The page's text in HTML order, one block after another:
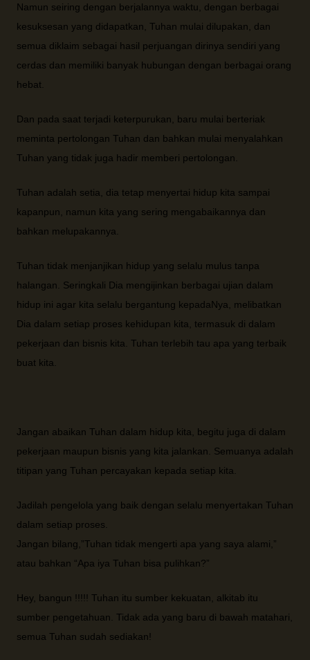
Namun seiring dengan berjalannya waktu, dengan berbagai
kesuksesan yang didapatkan, Tuhan mulai dilupakan, dan
semua diklaim sebagai hasil perjuangan dirinya sendiri yang
cerdas dan memiliki banyak hubungan dengan berbagai orang
hebat.
Dan pada saat terjadi keterpurukan, baru mulai berteriak
meminta pertolongan Tuhan dan bahkan mulai menyalahkan
Tuhan yang tidak juga hadir memberi pertolongan.
Tuhan adalah setia, dia tetap menyertai hidup kita sampai
kapanpun, namun kita yang sering mengabaikannya dan
bahkan melupakannya.
Tuhan tidak menjanjikan hidup yang selalu mulus tanpa
halangan. Seringkali Dia mengijinkan berbagai ujian dalam
hidup ini agar kita selalu bergantung kepadaNya, melibatkan
Dia dalam setiap proses kehidupan kita, termasuk di dalam
pekerjaan dan bisnis kita. Tuhan terlebih tau apa yang terbaik
buat kita.
Jangan abaikan Tuhan dalam hidup kita, begitu juga di dalam
pekerjaan maupun bisnis yang kita jalankan. Semuanya adalah
titipan yang Tuhan percayakan kepada setiap kita.
Jadilah pengelola yang baik dengan selalu menyertakan Tuhan
dalam setiap proses.
Jangan bilang,”Tuhan tidak mengerti apa yang saya alami,”
atau bahkan “Apa iya Tuhan bisa pulihkan?”
Hey, bangun !!!!! Tuhan itu sumber kekuatan, alkitab itu
sumber pengetahuan. Tidak ada yang baru di bawah matahari,
semua Tuhan sudah sediakan!